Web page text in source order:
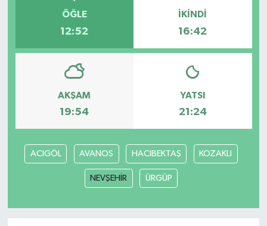
ÖĞLE
12:52
İKINDI
16:42
AKŞAM
19:54
YATSI
21:24
ACIGÖL AVANOS HACIBEKTAŞ KOZAKLI
NEVŞEHİR ÜRGÜP